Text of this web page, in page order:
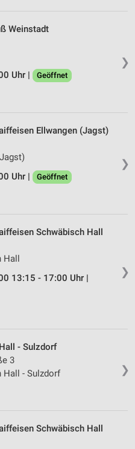
❯
Weinstadt
Uhr |
Geöffnet
❯
Ellwangen (Jagst)
Uhr |
Geöffnet
❯
Schwäbisch Hall
13:15 - 17:00 Uhr |
❯
- Sulzdorf
3
Hall - Sulzdorf
Schwäbisch Hall